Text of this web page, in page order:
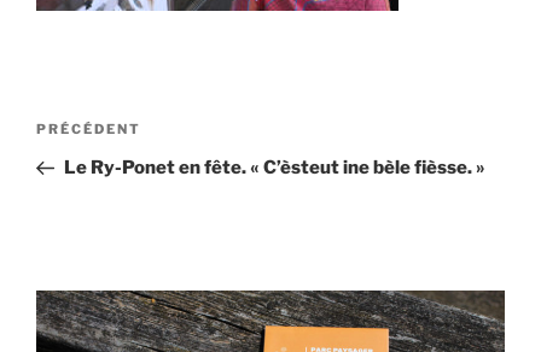
Navigation
l’article
Article
précédent
PRÉCÉDENT
Le Ry-Ponet en fête. « C’èsteut ine bèle fièsse. »